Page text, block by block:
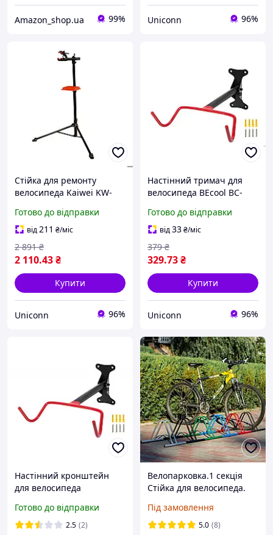
Amazon_shop.ua 99% Uniconn 96%
Стійка для ремонту
велосипеда Kaiwei KW-
полицею
Готово до відправки
від211 ₴/міс
2 110.43₴
2 891 ₴
Купити
Uniconn 96%
Настінний тримач для
велосипеда BEcool BC-
Готово до відправки
від33₴/міс
329.73₴
379 ₴
Купити
Uniconn 96%
Настінний кронштейн
для велосипеда
Bike Components BC-B750
Готово до відправки
2.5 (2)
Велопарковка.1 секція
Стійка для велосипеда.
ФАРБУВАННЯ
Під замовлення
5.0 (8)